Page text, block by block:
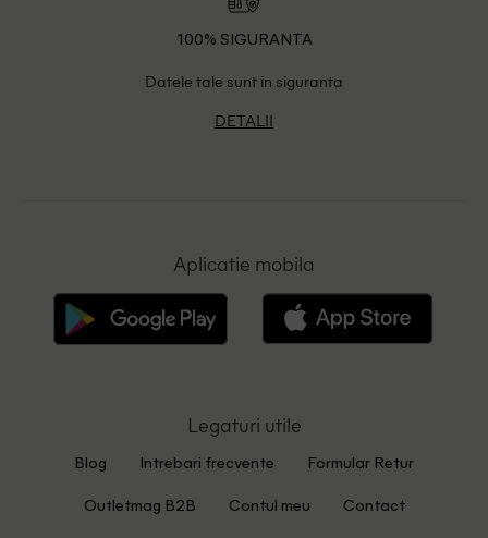
100% SIGURANTA
Datele tale sunt in siguranta
DETALII
Aplicatie mobila
Legaturi utile
Blog Intrebari frecvente Formular Retur
Outletmag B2B Contul meu Contact